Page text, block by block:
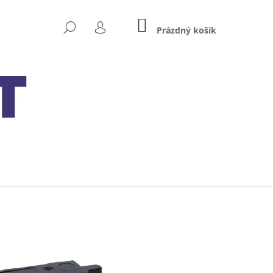
HLEDAT
PŘIHLÁŠENÍ
NÁKUPNÍ
KOŠÍK
Prázdný košík
MXS 5.0 12V 0.8A/5A S